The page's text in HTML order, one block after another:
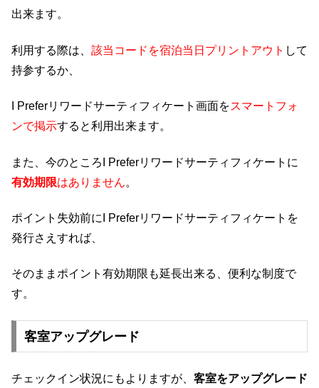
出来ます。
利用する際は、 該当コードを宿泊当日プリントアウト して
持参するか、
I Preferリワードサーティフィケート画面をスマートフォ
ンで掲示すると利用出来ます。
また、今のところI Preferリワードサーティフィケートに
有効期限はありません。
ポイント失効前にI Preferリワードサーティフィケートを
発行さえすれば、
そのままポイント有効期限も延長出来る、便利な制度で
す。
客室アップグレード
チェックイン状況にもよりますが、 客室をアップグレード